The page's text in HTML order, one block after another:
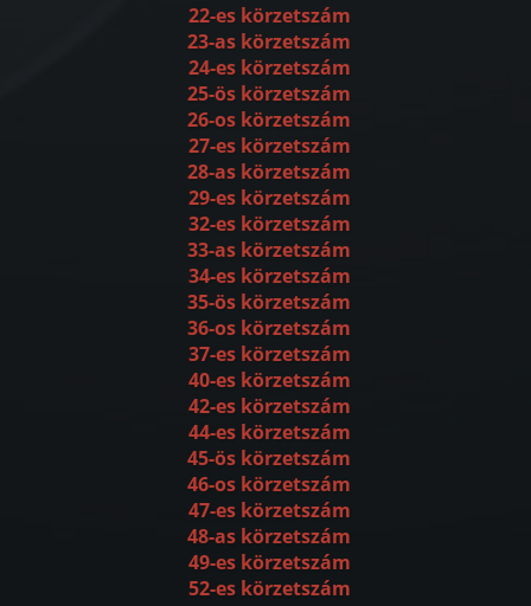
22-es körzetszám
23-as körzetszám
24-es körzetszám
25-ös körzetszám
26-os körzetszám
27-es körzetszám
28-as körzetszám
29-es körzetszám
32-es körzetszám
33-as körzetszám
34-es körzetszám
35-ös körzetszám
36-os körzetszám
37-es körzetszám
40-es körzetszám
42-es körzetszám
44-es körzetszám
45-ös körzetszám
46-os körzetszám
47-es körzetszám
48-as körzetszám
49-es körzetszám
52-es körzetszám